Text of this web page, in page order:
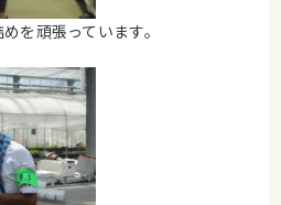
を頑張っています。